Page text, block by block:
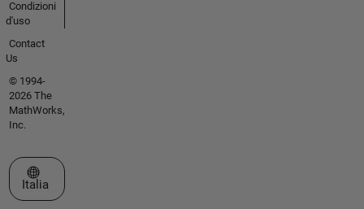
Condizioni
d'uso
Contact
Us
© 1994-
2026 The
MathWorks,
Inc.
Seleziona un sito web
Italia